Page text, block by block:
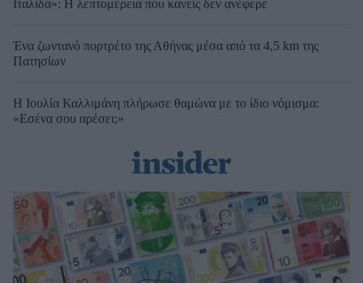
Ιταλίδα»: Η λεπτομέρεια που κανείς δεν ανέφερε
Ένα ζωντανό πορτρέτο της Αθήνας μέσα από τα 4,5 km της
Πατησίων
Η Ιουλία Καλλιμάνη πλήρωσε θαμώνα με το ίδιο νόμισμα:
«Εσένα σου αρέσει;»